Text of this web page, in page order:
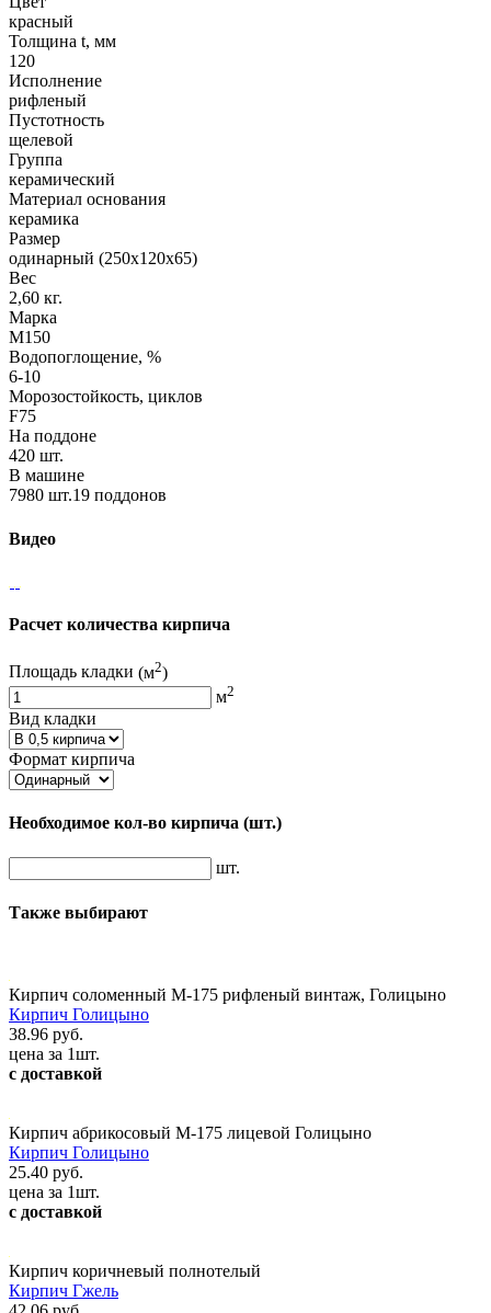
красный
Толщина t, мм
120
Исполнение
рифленый
Пустотность
щелевой
Группа
керамический
Материал основания
керамика
Размер
одинарный (250х120х65)
Вес
2,60 кг.
Марка
М150
Водопоглощение, %
6-10
Морозостойкость, циклов
F75
На поддоне
420 шт.
В машине
7980 шт.19 поддонов
Видео
Расчет количества кирпича
Площадь кладки (м2)
м2
Вид кладки
Формат кирпича
Необходимое кол-во кирпича (шт.)
шт.
Также выбирают
Кирпич соломенный М-175 рифленый винтаж, Голицыно
Кирпич Голицыно
38.96 руб.
цена за 1шт.
с доставкой
Кирпич абрикосовый М-175 лицевой Голицыно
Кирпич Голицыно
25.40 руб.
цена за 1шт.
с доставкой
Кирпич коричневый полнотелый
Кирпич Гжель